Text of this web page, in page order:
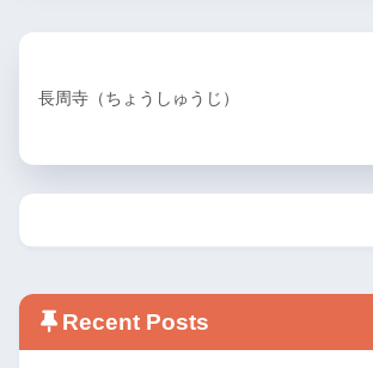
長周寺（ちょうしゅうじ）
Recent Posts